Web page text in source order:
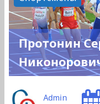
Протонин
Admin